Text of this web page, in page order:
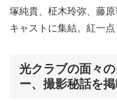
塚純貴、柾木玲弥、藤
キャストに集結。紅一
光クラブの面々
ー、撮影秘話を掲